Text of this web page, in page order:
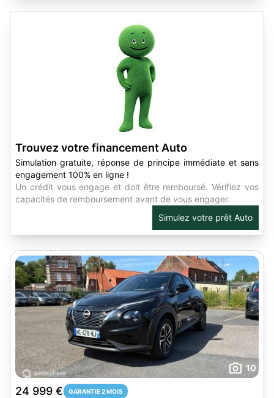
Trouvez votre financement Auto
Simulation gratuite, réponse de principe immédiate et sans
engagement 100% en ligne !
Un crédit vous engage et doit être remboursé. Vérifiez vos
capacités de remboursement avant de vous engager.
Simulez votre prêt Auto
10
24 999 € GARANTIE 2 MOIS